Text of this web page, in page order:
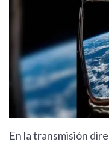
En la transmisión